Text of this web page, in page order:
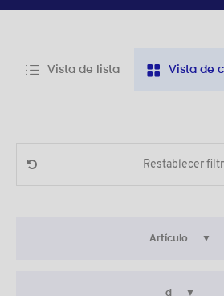
Vista de lista Vista de
Restablecer
Artículo
d